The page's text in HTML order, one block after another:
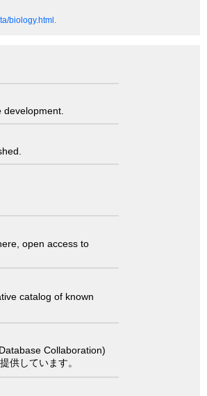
biology.html.
open access to
catalog of known
Collaboration)
供しています。